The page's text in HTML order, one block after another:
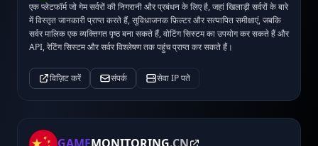
एक प्लेटफॉर्म जो गेम सर्वरों की निगरानी और प्रबंधन के लिए है, जहां खिलाड़ी सर्वरों के बारे
में विस्तृत जानकारी प्राप्त करते हैं, सुविधाजनक फ़िल्टर और सत्यापित समीक्षाएं, जबकि
सर्वर मालिक एक व्यक्तिगत पृष्ठ बना सकते हैं, वोटिंग सिस्टम का उपयोग कर सकते हैं और
API, रेटिंग सिस्टम और सर्वर विश्लेषण तक पहुंच प्राप्त कर सकते हैं।
विज़िट करें संपर्क सेवा IP पते